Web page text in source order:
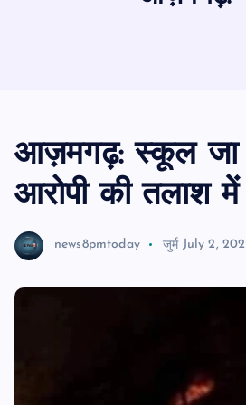
आज़मगढ़: स्कूल जा
आरोपी की तलाश
news8pmtoday जुर्म July 2,